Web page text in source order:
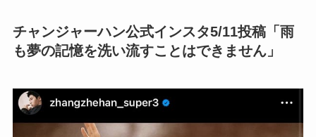
チャンジャーハン公式インスタ5/11投稿「雨
も夢の記憶を洗い流すことはできません」